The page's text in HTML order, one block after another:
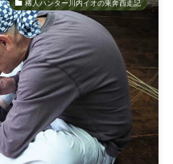
稀人ハンター川内イオの東奔西走記